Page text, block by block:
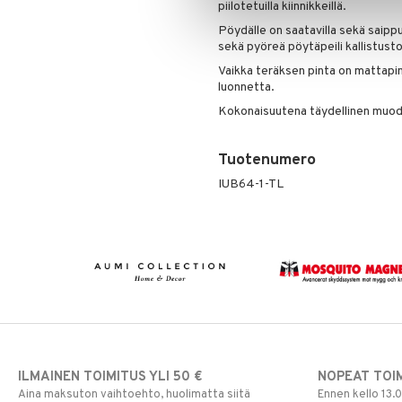
piilotetuilla kiinnikkeillä.
Pöydälle on saatavilla sekä
sekä pyöreä pöytäpeili
Vaikka teräksen pinta on
luonnetta.
Kokonaisuutena täydellinen
Tuotenumero
IUB64-1-TL
ILMAINEN TOIMITUS YLI 50 €
Aina maksuton vaihtoehto, huolimatta siitä
NOPEAT
Ennen kello